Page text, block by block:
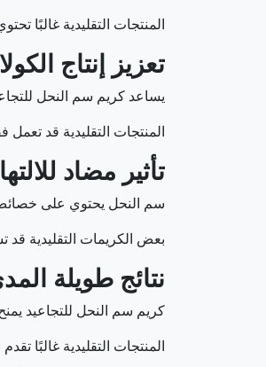
المنتجات التقليدية غالبًا
تعزيز إنتاج
يساعد كريم سم النحل
المنتجات التقليدية قد
تأثير مضاد
سم النحل يحتوي على خصائص
بعض الكريمات التقليدية
نتائج طويلة
كريم سم النحل للتجاعيد
المنتجات التقليدية غالبًا